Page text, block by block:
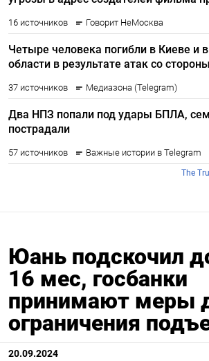
Юань подскочил
16 мес, госбанки
принимают меры
ограничения
20.09.2024